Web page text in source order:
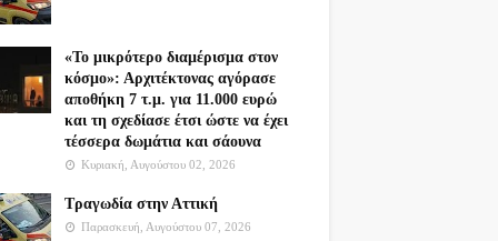
«Το μικρότερο διαμέρισμα στον
κόσμο»: Αρχιτέκτονας αγόρασε
αποθήκη 7 τ.μ. για 11.000 ευρώ
και τη σχεδίασε έτσι ώστε να έχει
τέσσερα δωμάτια και σάουνα
Κυριακή, Αυγούστου 02, 2026
Τραγωδία στην Αττική
Παρασκευή, Αυγούστου 07, 2026